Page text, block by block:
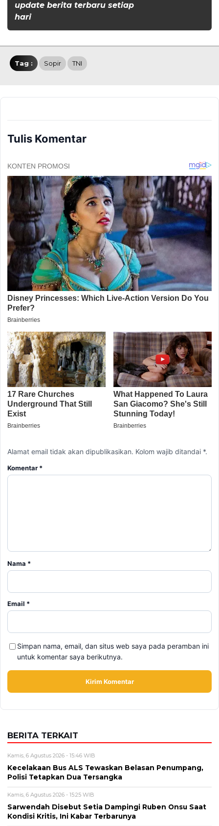
update berita terbaru setiap
hari
Tag : Sopir TNI
Tulis Komentar
Alamat email tidak akan dipublikasikan. Kolom wajib ditandai *.
Komentar *
Nama *
Email *
Simpan nama, email, dan situs web saya pada peramban ini
untuk komentar saya berikutnya.
BERITA TERKAIT
Kamis, 6 Agustus 2026 - 15:46 WIB
Kecelakaan Bus ALS Tewaskan Belasan Penumpang,
Polisi Tetapkan Dua Tersangka
Kamis, 6 Agustus 2026 - 15:25 WIB
Sarwendah Disebut Setia Dampingi Ruben Onsu Saat
Kondisi Kritis, Ini Kabar Terbarunya